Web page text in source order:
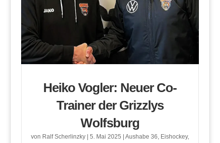
Heiko Vogler: Neuer Co-
Trainer der Grizzlys
Wolfsburg
von Ralf Scherlinzky| 5. Mai 2025 Aushabe 36, Eishockey,